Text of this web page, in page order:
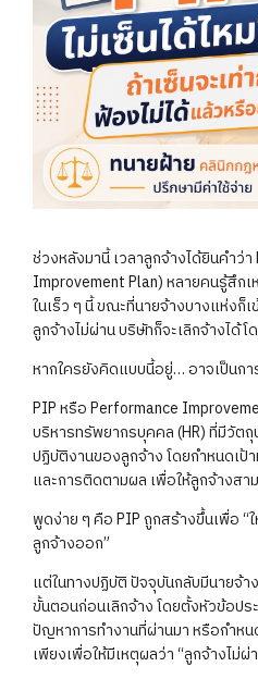
ช่วงหลังมานี้ เวลาลูกจ้างได้ยินคำว่
Improvement Plan) หลายคนรู้สึก
ในเร็ว ๆ นี้ ขณะที่นายจ้างบางแห่งก็
ลูกจ้างไม่ผ่าน บริษัทก็จะเลิกจ้างได้
หากใครยังคิดแบบนี้อยู่… อาจเป็นกา
PIP หรือ Performance
บริหารทรัพยากรบุคคล (HR) ที่มีวัต
ปฏิบัติงานของลูกจ้าง โดยกำหนดเป้
และการติดตามผล เพื่อให้ลูกจ้างส
พูดง่าย ๆ คือ PIP ถูกสร้างขึ้นเพื่อ “
ลูกจ้างออก”
แต่ในทางปฏิบัติ ปัจจุบันกลับมีนายจ้า
ขั้นตอนก่อนเลิกจ้าง โดยตั้งหัวข้อปร
ปัญหาการทำงานที่ผ่านมา หรือกำหน
เพียงเพื่อให้มีเหตุผลว่า “ลูกจ้างไม่ผ่